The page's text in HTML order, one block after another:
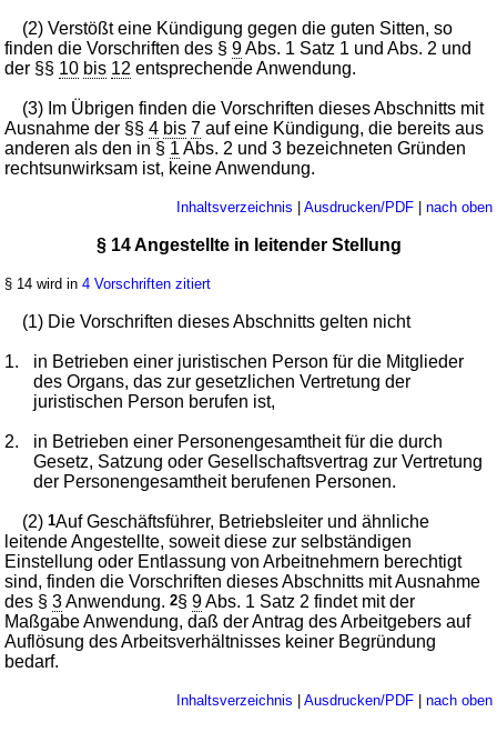
(2) Verstößt eine Kündigung gegen die guten Sitten, so
finden die Vorschriften des §9Abs. 1 Satz 1 und Abs. 2 und
der §§ 10 bis 12 entsprechende Anwendung.
(3) Im Übrigen finden die Vorschriften dieses Abschnitts mit
Ausnahme der §§4 bis 7 auf eine Kündigung, die bereits aus
anderen als den in § 1 Abs. 2 und 3 bezeichneten Gründen
rechtsunwirksam ist, keine Anwendung.
Inhaltsverzeichnis Ausdrucken/PDF| nach oben
§ 14 Angestellte in leitender Stellung
§ 14 wird in4 Vorschriften zitiert
(1) Die Vorschriften dieses Abschnitts gelten nicht
1.
in Betrieben einer juristischen Person für die Mitglieder
des Organs, das zur gesetzlichen Vertretung der
juristischen Person berufen ist,
2.
in Betrieben einer Personengesamtheit für die durch
Gesetz, Satzung oder Gesellschaftsvertrag zur Vertretung
der Personengesamtheit berufenen Personen.
(2)1Auf Geschäftsführer, Betriebsleiter und ähnliche
leitende Angestellte, soweit diese zur selbständigen
Einstellung oder Entlassung von Arbeitnehmern berechtigt
sind, finden die Vorschriften dieses Abschnitts mit Ausnahme
des §3Anwendung.2§9Abs. 1 Satz 2 findet mit der
Maßgabe Anwendung, daß der Antrag des Arbeitgebers auf
Auflösung des Arbeitsverhältnisses keiner Begründung
bedarf.
Inhaltsverzeichnis Ausdrucken/PDF| nach oben